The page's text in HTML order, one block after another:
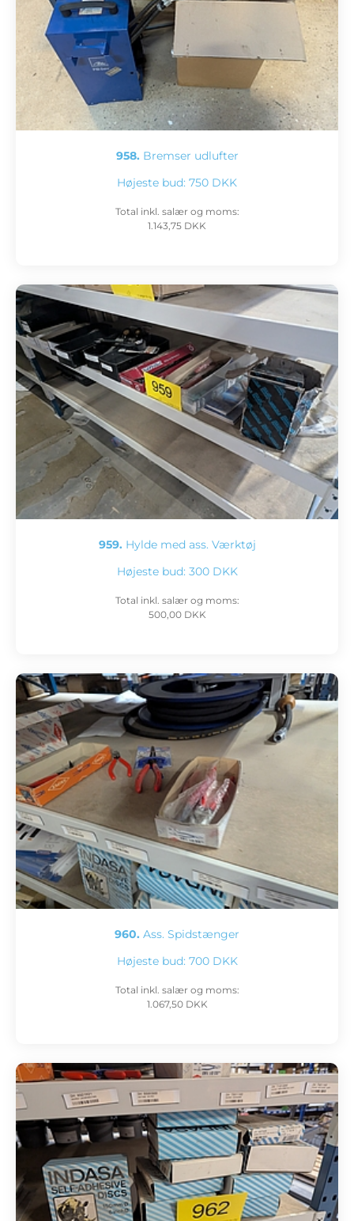
958. Bremser udlufter
Højeste bud: 750 DKK
Total inkl. salær og moms:
1.143,75 DKK
959. Hylde med ass. Værktøj
Højeste bud: 300 DKK
Total inkl. salær og moms:
500,00 DKK
960. Ass. Spidstænger
Højeste bud: 700 DKK
Total inkl. salær og moms:
1.067,50 DKK